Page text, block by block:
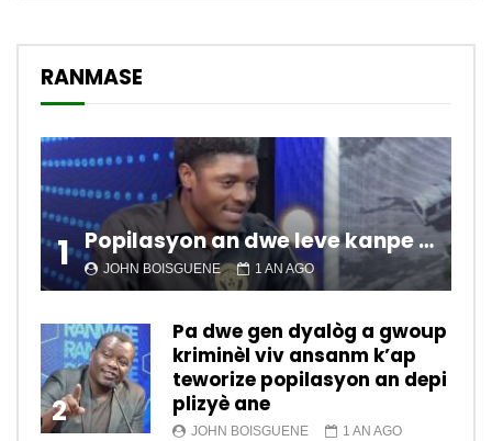
RANMASE
1 Popilasyon an dwe leve kanpe pou chanje sitiyasyon kawotik l’ap viv nan peyi a.
JOHN BOISGUENE 1 AN AGO
2
Pa dwe gen dyalòg a gwoup
kriminèl viv ansanm k’ap
teworize popilasyon an depi
plizyè ane
JOHN BOISGUENE 1 AN AGO